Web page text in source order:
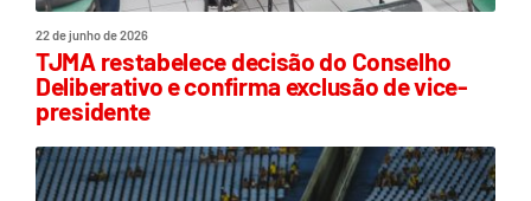
22 de junho de 2026
TJMA restabelece decisão do Conselho
Deliberativo e confirma exclusão de vice-
presidente